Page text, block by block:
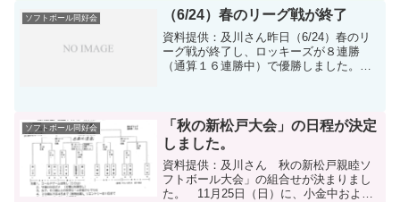
率表...
ソフトボール同好会 （6/24）春のリーグ戦が終了
資料提供：及川さん昨日（6/24）春のリ
ーグ戦が終了し、ロッキーズが８連勝
（通算１６連勝中）で優勝しました。五
して、早速２試合に参加し...
ソフトボール同好会
「秋の新松戸大会」の日程が決定
しました。
資料提供：及川さん 秋の新松戸親睦ソ
フトボール大会」の組合せが決まりまし
た。 11月25日（日）に、小金中および